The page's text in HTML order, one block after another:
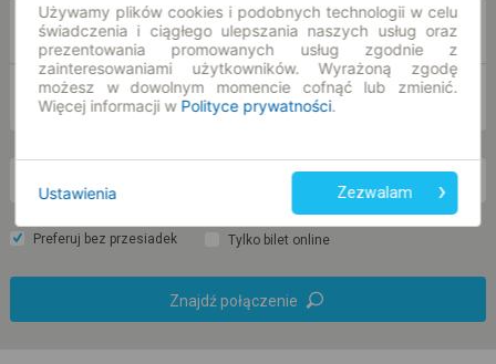
DO
pt. 7 sie.
Preferuj bez przesiadek Tylko bilet online
Znajdź połączenie
Używamy plików cookies i podobnych technologii w celu
świadczenia i ciągłego ulepszania naszych usług oraz
prezentowania promowanych usług zgodnie z
zainteresowaniami użytkowników. Wyrażoną zgodę
możesz w dowolnym momencie cofnąć lub zmienić.
Więcej informacji w Polityce prywatności.
Ustawienia Zezwalam